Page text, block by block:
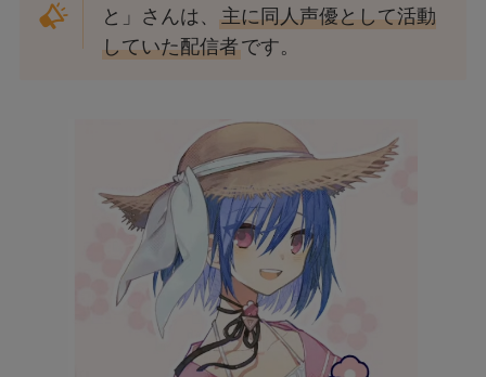
と」さんは、主に同人声優として活動
していた配信者です。